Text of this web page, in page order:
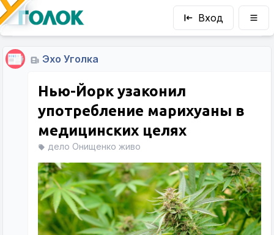
Вход
Эхо Уголка
Нью-Йорк узаконил
употребление марихуаны в
медицинских целях
дело Онищенко живо